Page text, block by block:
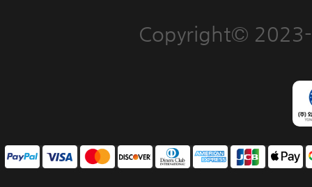
Copyright©